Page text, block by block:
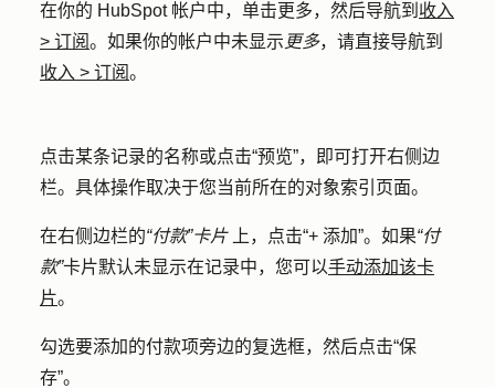
在你的 HubSpot 帐户中，单击更多，然后导航到 收入
> 订阅。如果你的帐户中未显示 更多，请直接导航到
收入 > 订阅。
点击某条记录的名称或点击“预览”，即可打开右侧边
栏。具体操作取决于您当前所在的对象索引页面。
在右侧边栏的“付款”卡片 上，点击“+ 添加”。如果“付
款”卡片默认未显示在记录中，您可以手动添加该卡
片。
勾选要添加的付款项旁边的复选框，然后点击“保
存”。